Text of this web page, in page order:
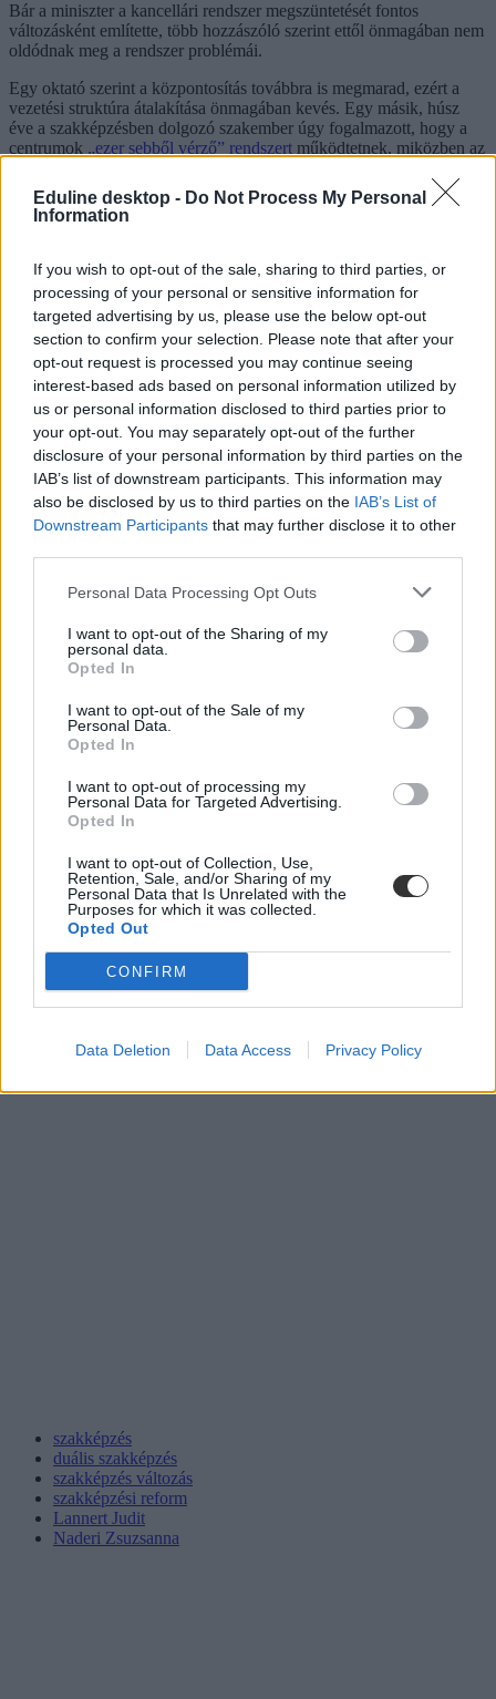
Eduline desktop - Do Not Process My Personal
Information
If you wish to opt-out of the sale, sharing to third parties, or
processing of your personal or sensitive information for
targeted advertising by us, please use the below opt-out
section to confirm your selection. Please note that after your
opt-out request is processed you may continue seeing
interest-based ads based on personal information utilized by
us or personal information disclosed to third parties prior to
your opt-out. You may separately opt-out of the further
disclosure of your personal information by third parties on the
IAB’s list of downstream participants. This information may
also be disclosed by us to third parties on the IAB’s List of
Downstream Participants that may further disclose it to other
Personal Data Processing Opt Outs
I want to opt-out of the Sharing of my
personal data.
Opted In
I want to opt-out of the Sale of my
Personal Data.
Opted In
I want to opt-out of processing my
Personal Data for Targeted Advertising.
Opted In
I want to opt-out of Collection, Use,
Retention, Sale, and/or Sharing of my
Personal Data that Is Unrelated with the
Purposes for which it was collected.
Opted Out
CONFIRM
Data Deletion Data Access Privacy Policy
Bár a miniszter a kancellári rendszer megszüntetését fontos
változásként említette, több hozzászóló szerint ettől önmagában nem
oldódnak meg a rendszer problémái.
Egy oktató szerint a központosítás továbbra is megmarad, ezért a
vezetési struktúra átalakítása önmagában kevés. Egy másik, húsz
éve a szakképzésben dolgozó szakember úgy fogalmazott, hogy a
centrumok „ezer sebből vérző” rendszert működtetnek, miközben az
és az erőforrások terén.
Többen azt is kifogásolták, hogy az igazgatók jogkörei szűkültek, az
írt, hogy miközben a képzéshez szükséges eszközök beszerzésére
kevés forrás jut, a bürokrácia és az adminisztráció folyamatosan
növekszik.
Összességében a képzésre kellene többet költeni, nem
bürokratikus rendszerekre, eszközökre, nyomtatóra,
papírra, postaköltségre
– fogalmazott és hozzátette, hogy ő a fizetésének egy részét
eszközökre, mérőeszközökre, anyagokra, digitális tananyagokra,
taneszközökre (projektor, laptop, hangszóró) költi.
Az ösztöndíjrendszer sem váltotta be a reményeket
feltétlenül ösztönzi a tanulást, sőt sok esetben torzíthatja a diákok és
a családok hozzáállását az iskolai teljesítményhez.
Példaként említette, hogy előfordult: egy tanuló ösztöndíjának
csökkenése miatt a család számon kérte az iskolát, mert a kieső
az ösztöndíjsok diáknak már nem jutalomként jelenik meg, hanem
olyan juttatásként, amely „egyszerűen jár”.
rendszer valóban stabilnak nevezhető-e. Volt, aki úgy fogalmazott,
hogy szakképzés inkább „gondosan kifestett díszlet, amely mögött
egyre több a repedés”. Kritikái között szerepelt a 14 éves korban
követelmények, a gyakorlati képzés problémái, valamint az
oktatókra nehezedő adminisztratív nyomás.
Így alakul át a szakképzés
A cél az, hogy a szakképzési centrumok működése még inkább
a tanulók és a helyi gazdaság érdekeit.
szakképzés
duális szakképzés
szakképzés változás
szakképzési reform
Lannert Judit
Naderi Zsuzsanna